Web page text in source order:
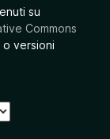
su
Commons
o versioni